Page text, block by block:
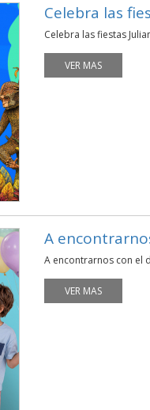
Celebra las
Celebra las fiestas
VER MAS
A
A encontrarnos con el
VER MAS